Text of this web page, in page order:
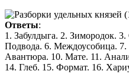
Ответы:
1. Забулдыга. 2. Зимородок.
Подвода. 6. Междоусобица. 7.
Авантюра. 10. Мате. 11.
14. Глеб. 15. Формат. 16.